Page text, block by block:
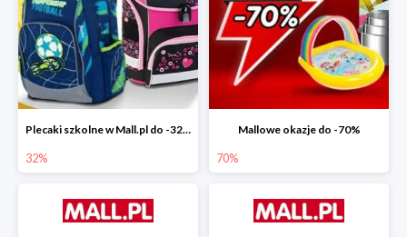
Plecaki szkolne w Mall.pl do -32%
32%
Mallowe okazje do -70%
70%